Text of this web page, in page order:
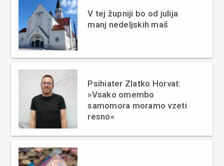
V tej župniji bo od julija
manj nedeljskih maš
Psihiater Zlatko Horvat:
»Vsako omembo
samomora moramo vzeti
resno«